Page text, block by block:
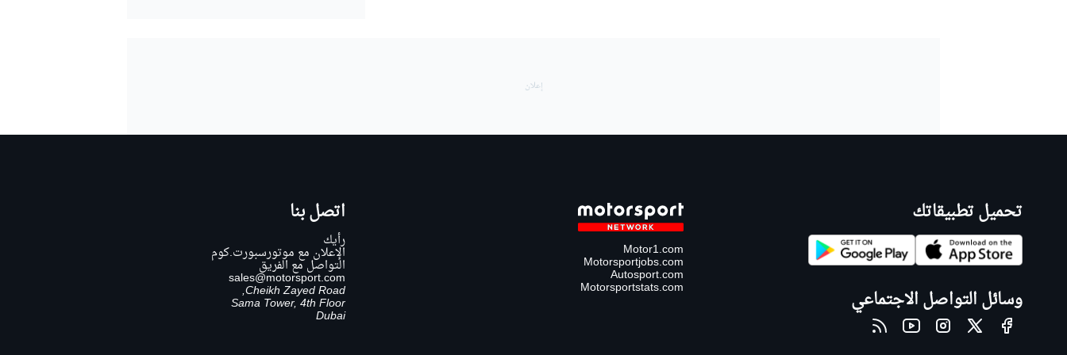
تحميل تطبيقاتك
وسائل التواصل الاجتماعي
Motor1.com
Motorsportjobs.com
Autosport.com
Motorsportstats.com
اتصل بنا
رأيك
الإعلان مع موتورسبورت.كوم
التواصل مع الفريق
sales@motorsport.com
Cheikh Zayed Road,
Sama Tower, 4th Floor
Dubai